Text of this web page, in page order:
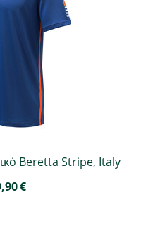
Beretta Stripe, Italy
€